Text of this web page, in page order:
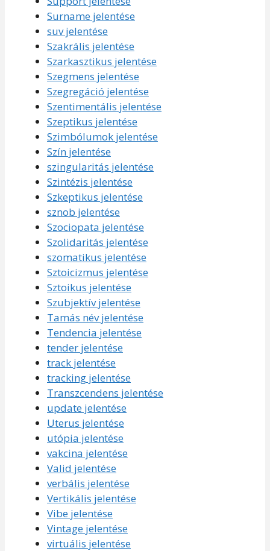
Surname jelentése
suv jelentése
Szakrális jelentése
Szarkasztikus jelentése
Szegmens jelentése
Szegregáció jelentése
Szentimentális jelentése
Szeptikus jelentése
Szimbólumok jelentése
Szín jelentése
szingularitás jelentése
Szintézis jelentése
Szkeptikus jelentése
sznob jelentése
Szociopata jelentése
Szolidaritás jelentése
szomatikus jelentése
Sztoicizmus jelentése
Sztoikus jelentése
Szubjektív jelentése
Tamás név jelentése
Tendencia jelentése
tender jelentése
track jelentése
tracking jelentése
Transzcendens jelentése
update jelentése
Uterus jelentése
utópia jelentése
vakcina jelentése
Valid jelentése
verbális jelentése
Vertikális jelentése
Vibe jelentése
Vintage jelentése
virtuális jelentése